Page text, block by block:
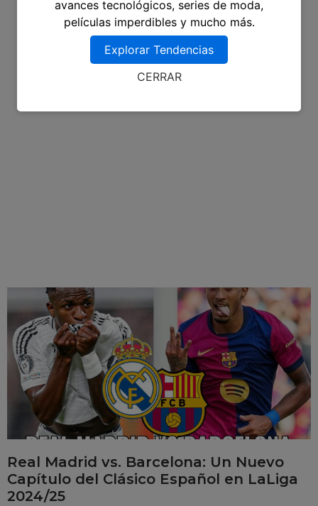
Real Madrid vs. Barcelona: Un Nuevo
Capítulo del Clásico Español en LaLiga
2024/25
avances tecnológicos, series de moda,
películas imperdibles y mucho más.
Explorar Tendencias
CERRAR